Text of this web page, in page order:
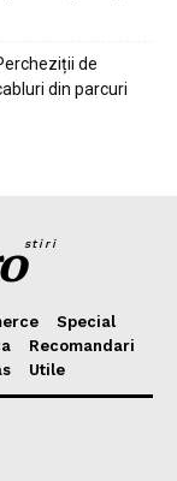
de
din parcuri
stiri
Special
Recomandari
Utile